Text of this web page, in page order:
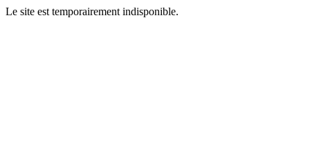
Le site est temporairement indisponible.